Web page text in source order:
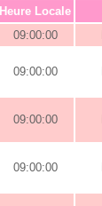
Heure Locale
09:00:00
09:00:00
09:00:00
09:00:00